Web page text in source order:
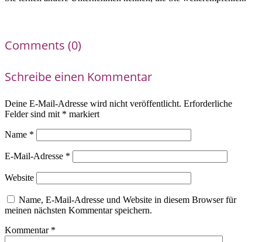
Comments (0)
Schreibe einen Kommentar
Deine E-Mail-Adresse wird nicht veröffentlicht. Erforderliche
Felder sind mit * markiert
Name *
E-Mail-Adresse *
Website
Name, E-Mail-Adresse und Website in diesem Browser für
meinen nächsten Kommentar speichern.
Kommentar *